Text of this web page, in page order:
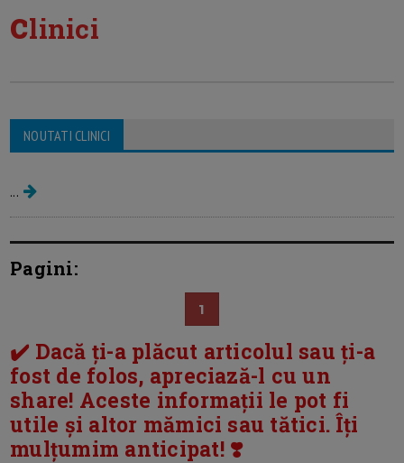
clinici
NOUTATI CLINICINasterea la clinici private
...
Pagini:
1
✔️ Dacă ți-a plăcut articolul sau ți-a
fost de folos, apreciază-l cu un
share! Aceste informații le pot fi
utile și altor mămici sau tătici. Îți
mulțumim anticipat! ❣️